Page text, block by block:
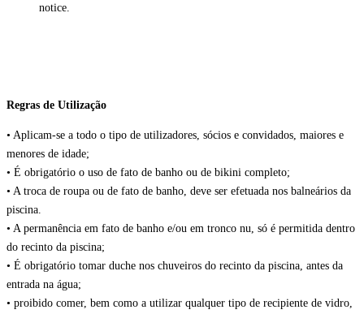
notice.
Regras de Utilização
• Aplicam-se a todo o tipo de utilizadores, sócios e convidados, maiores e
menores de idade;
• É obrigatório o uso de fato de banho ou de bikini completo;
• A troca de roupa ou de fato de banho, deve ser efetuada nos balneários da
piscina.
• A permanência em fato de banho e/ou em tronco nu, só é permitida dentro
do recinto da piscina;
• É obrigatório tomar duche nos chuveiros do recinto da piscina, antes da
entrada na água;
• proibido comer, bem como a utilizar qualquer tipo de recipiente de vidro,